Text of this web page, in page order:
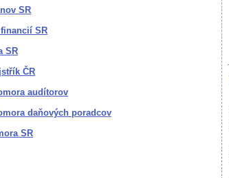
SR
SR
SR
ČR
audítorov
daňových poradcov
SR